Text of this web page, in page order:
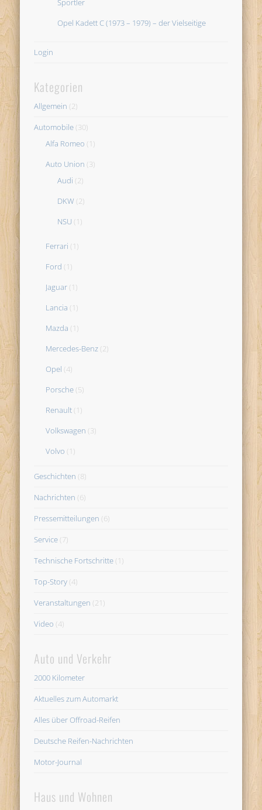
Sportler
Opel Kadett C (1973 – 1979) – der Vielseitige
Login
Kategorien
Allgemein (2)
Automobile (30)
Alfa Romeo (1)
Auto Union (3)
Audi (2)
DKW (2)
NSU (1)
Ferrari (1)
Ford (1)
Jaguar (1)
Lancia (1)
Mazda (1)
Mercedes-Benz (2)
Opel (4)
Porsche (5)
Renault (1)
Volkswagen (3)
Volvo (1)
Geschichten (8)
Nachrichten (6)
Pressemitteilungen (6)
Service (7)
Technische Fortschritte (1)
Top-Story (4)
Veranstaltungen (21)
Video (4)
Auto und Verkehr
2000 Kilometer
Aktuelles zum Automarkt
Alles über Offroad-Reifen
Deutsche Reifen-Nachrichten
Motor-Journal
Haus und Wohnen